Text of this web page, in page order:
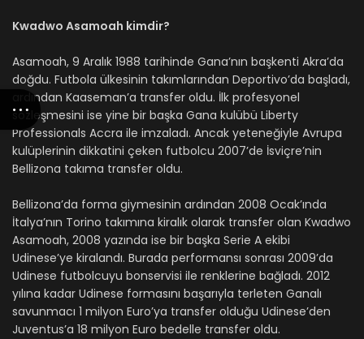
Kwadwo Asamoah kimdir?
Asamoah, 9 Aralık 1988 tarihinde Gana’nın başkenti Akra’da
doğdu. Futbola ülkesinin takımlarından Deportivo’da başladı,
ardından Kaaseman’a transfer oldu. İlk profesyonel
sözleşmesini ise yine bir başka Gana kulübü Liberty
Professionals Accra ile imzaladı. Ancak yeteneğiyle Avrupa
kulüplerinin dikkatini çeken futbolcu 2007’de İsviçre’nin
Bellizona takıma transfer oldu.
Bellizona’da forma giymesinin ardından 2008 Ocak’ında
İtalya’nın Torino takımına kiralık olarak transfer olan Kwadwo
Asamoah, 2008 yazında ise bir başka Serie A ekibi
Udinese’ye kiralandı. Burada performansı sonrası 2009’da
Udinese futbolcuyu bonservisi ile renklerine bağladı. 2012
yılına kadar Udinese formasını başarıyla terleten Ganalı
savunmacı 1 milyon Euro’ya transfer olduğu Udinese’den
Juventus’a 18 milyon Euro bedelle transfer oldu.